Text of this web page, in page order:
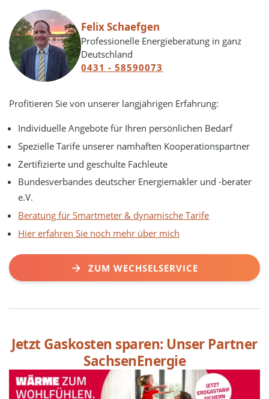
Felix Schaefgen
Professionelle Energieberatung in ganz
Deutschland
0431 - 58590073
Profitieren Sie von unserer langjährigen Erfahrung:
Individuelle Angebote für Ihren persönlichen Bedarf
Spezielle Tarife unserer namhaften Kooperationspartner
Zertifizierte und geschulte Fachleute
Bundesverbandes deutscher Energiemakler und -berater
e.V.
Beratung für Smartmeter & dynamische Tarife
Hier erfahren Sie noch mehr über mich
ZUM WECHSELSERVICE
Jetzt Gaskosten sparen: Unser Partner
SachsenEnergie